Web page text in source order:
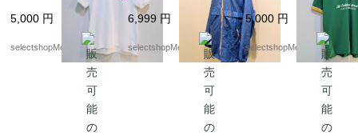
サイズ（記載 Lサイ
ズ） コットン 白
白Tシャツ BASEBAL
L 野球 シカゴ・カブ
5,000 円
selectshopMerci.
レインコート ナイロ
ンジャケット フラン
ス製 ブルー bag
形式で収納可能
6,999 円
selectshopMerci.
ン ナンバリング コ
ットン ポリエステ
ル グリーン イエロ
ー Lサイズ オリンピ
5,000 円
selectshopMerci.